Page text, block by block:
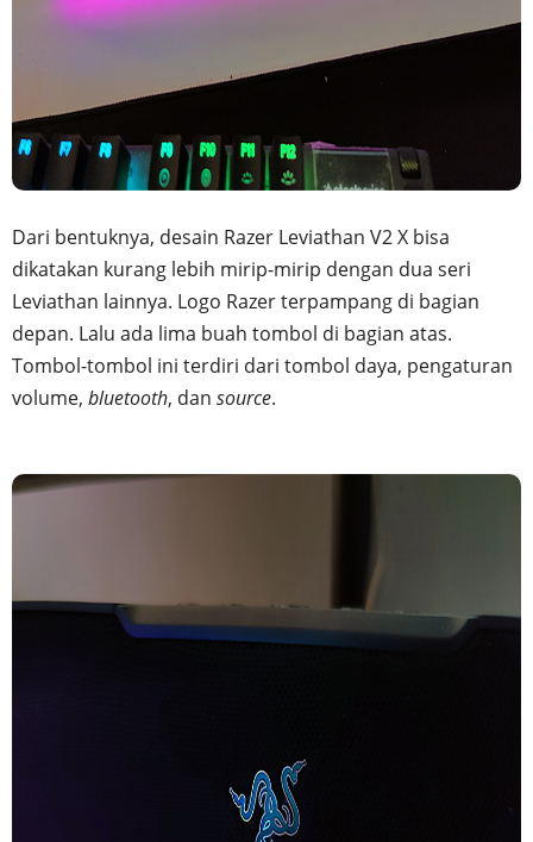
Dari bentuknya, desain Razer Leviathan V2 X bisa
dikatakan kurang lebih mirip-mirip dengan dua seri
Leviathan lainnya. Logo Razer terpampang di bagian
depan. Lalu ada lima buah tombol di bagian atas.
Tombol-tombol ini terdiri dari tombol daya, pengaturan
volume, bluetooth, dan source.